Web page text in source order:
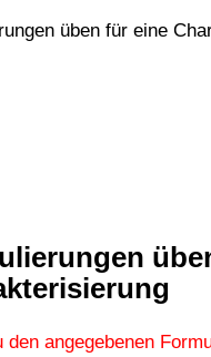
üben für eine
den angegebenen